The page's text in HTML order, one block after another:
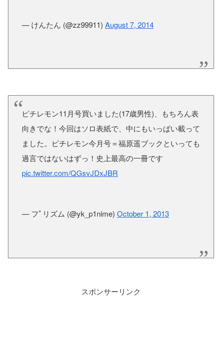
— けんたん (@zz99911) August 7, 2014
ピチレモン11月号買いました(17歳男性)、もちろん表
向きでな！今回はソロ表紙で、中にもいっぱい載って
ました。ピチレモン今月号＝福原遥ブックといっても
過言ではないはずっ！史上最高の一冊です
pic.twitter.com/QGsvJDxJBR
— フﾟリズム (@yk_p1nime) October 1, 2013
スポンサーリンク